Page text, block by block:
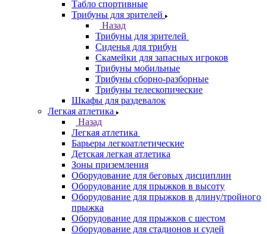
Табло спортивные
Трибуны для зрителей
Назад
Трибуны для зрителей
Сиденья для трибун
Скамейки для запасных игроков
Трибуны мобильные
Трибуны сборно-разборные
Трибуны телескопические
Шкафы для раздевалок
Легкая атлетика
Назад
Легкая атлетика
Барьеры легкоатлетические
Детская легкая атлетика
Зоны приземления
Оборудование для беговых дисциплин
Оборудование для прыжков в высоту
Оборудование для прыжков в длину/тройного
прыжка
Оборудование для прыжков с шестом
Оборудование для стадионов и судей